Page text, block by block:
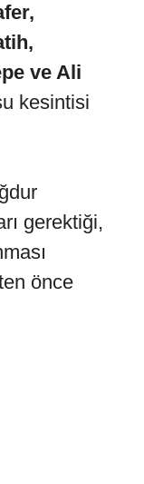
ve Ali
kesintisi
gerektiği,
önce